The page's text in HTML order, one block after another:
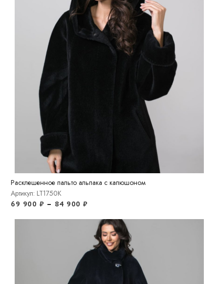
Расклешенное пальто альпака с капюшоном
Артикул: LT1750K
69 900 ₽ – 84 900₽